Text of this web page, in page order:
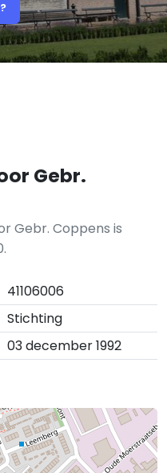
Gebr.
Gebr. Coppens is
41106006
Stichting
03 december 1992